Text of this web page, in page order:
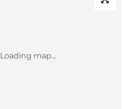
Loading map...